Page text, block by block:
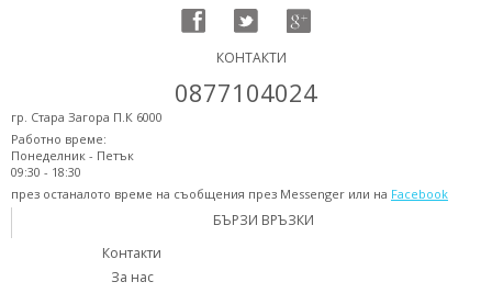
КОНТАКТИ
0877104024
гр. Стара Загора П.К 6000
Работно време:
Понеделник - Петък
09:30 - 18:30
през останалото време на съобщения през Messenger или на Facebook
БЪРЗИ ВРЪЗКИ
Контакти
За нас